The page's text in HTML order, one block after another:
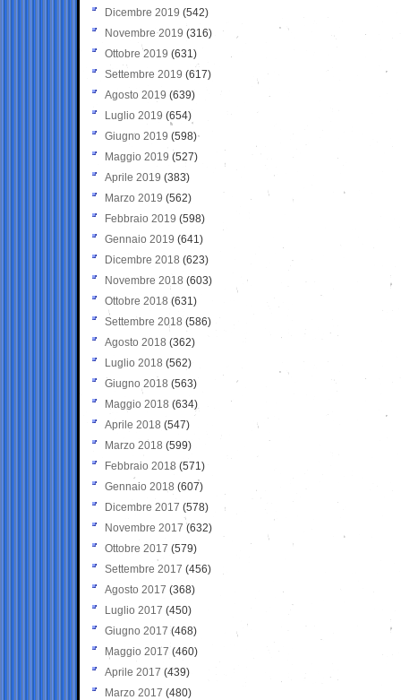
Dicembre 2019 (542)
Novembre 2019 (316)
Ottobre 2019 (631)
Settembre 2019 (617)
Agosto 2019 (639)
Luglio 2019 (654)
Giugno 2019 (598)
Maggio 2019 (527)
Aprile 2019 (383)
Marzo 2019 (562)
Febbraio 2019 (598)
Gennaio 2019 (641)
Dicembre 2018 (623)
Novembre 2018 (603)
Ottobre 2018 (631)
Settembre 2018 (586)
Agosto 2018 (362)
Luglio 2018 (562)
Giugno 2018 (563)
Maggio 2018 (634)
Aprile 2018 (547)
Marzo 2018 (599)
Febbraio 2018 (571)
Gennaio 2018 (607)
Dicembre 2017 (578)
Novembre 2017 (632)
Ottobre 2017 (579)
Settembre 2017 (456)
Agosto 2017 (368)
Luglio 2017 (450)
Giugno 2017 (468)
Maggio 2017 (460)
Aprile 2017 (439)
Marzo 2017 (480)